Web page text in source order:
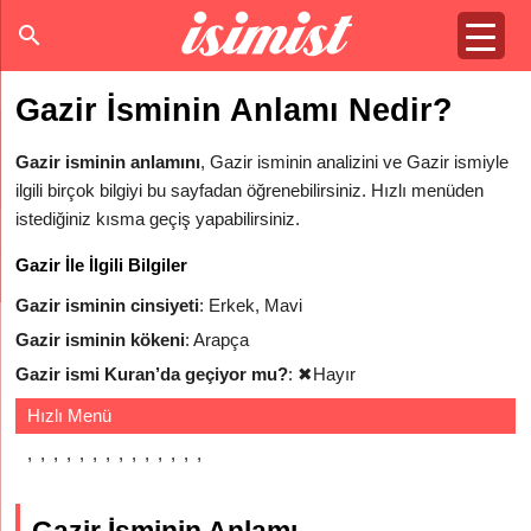
Gazir İsminin Anlamı Nedir?
Gazir isminin anlamını, Gazir isminin analizini ve Gazir ismiyle
ilgili birçok bilgiyi bu sayfadan öğrenebilirsiniz. Hızlı menüden
istediğiniz kısma geçiş yapabilirsiniz.
Gazir İle İlgili Bilgiler
Gazir isminin cinsiyeti: Erkek, Mavi
Gazir isminin kökeni: Arapça
Gazir ismi Kuran’da geçiyor mu?: ✖Hayır
Hızlı Menü